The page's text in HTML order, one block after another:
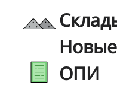
ОПИ